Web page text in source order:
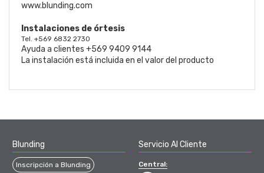
www.blunding.com
Instalaciones de órtesis
Tel. +569 6832 2730
Ayuda a clientes +569 9409 9144
La instalación está incluida en el valor del producto
Blunding
Inscripción a Blunding
Servicio Al Cliente
Central: